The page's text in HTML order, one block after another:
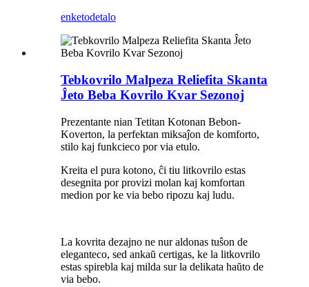
enketodetalo
Tebkovrilo Malpeza Reliefita Skanta
Ĵeto Beba Kovrilo Kvar Sezonoj
Prezentante nian Tetitan Kotonan Bebon-
Koverton, la perfektan miksaĵon de komforto,
stilo kaj funkcieco por via etulo.
Kreita el pura kotono, ĉi tiu litkovrilo estas
desegnita por provizi molan kaj komfortan
medion por ke via bebo ripozu kaj ludu.
La kovrita dezajno ne nur aldonas tuŝon de
eleganteco, sed ankaŭ certigas, ke la litkovrilo
estas spirebla kaj milda sur la delikata haŭto de
via bebo.